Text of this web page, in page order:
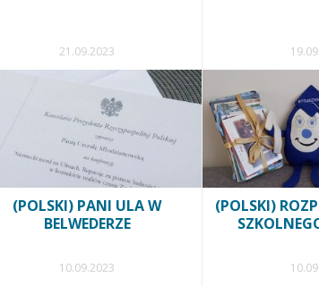
21.09.2023
(POLSKI) PANI ULA W
BELWEDERZE
10.09.2023
(POLSKI)